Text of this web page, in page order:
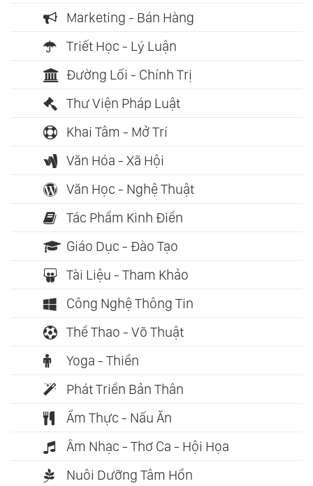
Marketing - Bán Hàng
Triết Học - Lý Luận
Đường Lối - Chính Trị
Thư Viện Pháp Luật
Khai Tâm - Mở Trí
Văn Hóa - Xã Hội
Văn Học - Nghệ Thuật
Tác Phẩm Kinh Điển
Giáo Dục - Đào Tạo
Tài Liệu - Tham Khảo
Công Nghệ Thông Tin
Thể Thao - Võ Thuật
Yoga - Thiền
Phát Triển Bản Thân
Ẩm Thực - Nấu Ăn
Âm Nhạc - Thơ Ca - Hội Họa
Nuôi Dưỡng Tâm Hồn